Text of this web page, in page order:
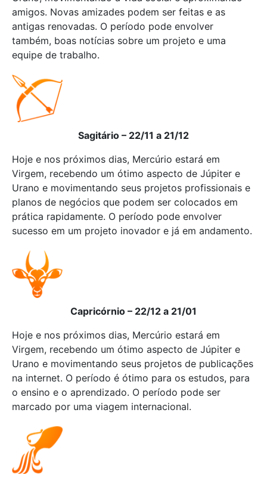
amigos. Novas amizades podem ser feitas e as
antigas renovadas. O período pode envolver
também, boas notícias sobre um projeto e uma
equipe de trabalho.
Sagitário – 22/11 a 21/12
Hoje e nos próximos dias, Mercúrio estará em
Virgem, recebendo um ótimo aspecto de Júpiter e
Urano e movimentando seus projetos profissionais e
planos de negócios que podem ser colocados em
prática rapidamente. O período pode envolver
sucesso em um projeto inovador e já em andamento.
Capricórnio – 22/12 a 21/01
Hoje e nos próximos dias, Mercúrio estará em
Virgem, recebendo um ótimo aspecto de Júpiter e
Urano e movimentando seus projetos de publicações
na internet. O período é ótimo para os estudos, para
o ensino e o aprendizado. O período pode ser
marcado por uma viagem internacional.